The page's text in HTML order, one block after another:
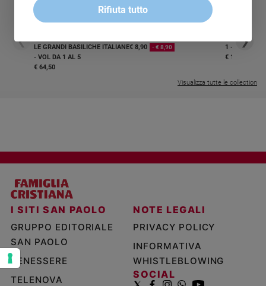
educazione
figli
Bioetica
Riflessioni
Foto
❮
LE GRANDI BASILICHE ITALIANE
- VOL DA 1 AL 5
€ 64,50
€ 8,90
- € 8,90
1 - 2
€ 18,50
❯
Visualizza tutte le collection
I SITI SAN PAOLO
GRUPPO EDITORIALE
SAN PAOLO
BENESSERE
TELENOVA
NOTE LEGALI
PRIVACY POLICY
INFORMATIVA
WHISTLEBLOWING
SOCIAL
Rifiuta tutto